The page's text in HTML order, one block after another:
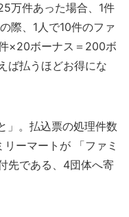
万件あった場合、1件
際、1人で10件のファ
×20ボーナス＝200ボ
ば払うほどお得にな
」。払込票の処理件数
リーマートが 「ファミ
先である、4団体へ寄